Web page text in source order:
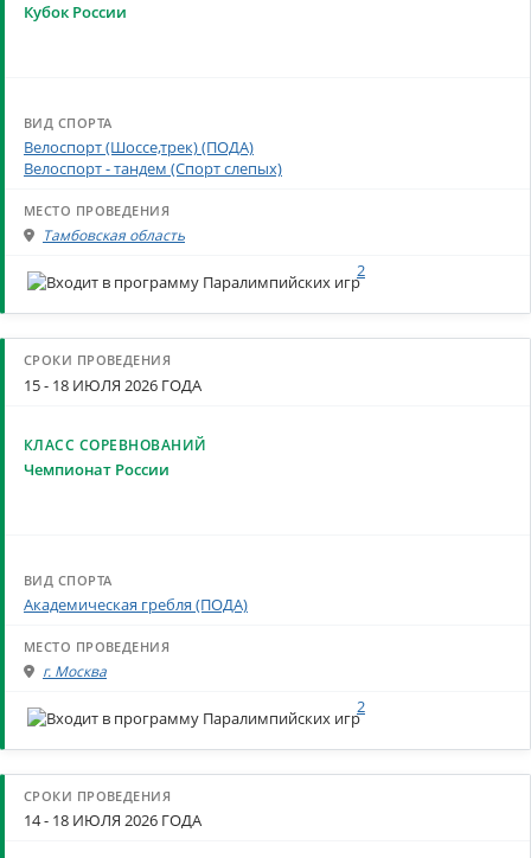
Кубок России
Велоспорт (Шоссе,трек) (ПОДА)
Велоспорт - тандем (Спорт слепых)
Тамбовская область
2
15 - 18 ИЮЛЯ 2026 ГОДА
Чемпионат России
Академическая гребля (ПОДА)
г. Москва
2
14 - 18 ИЮЛЯ 2026 ГОДА